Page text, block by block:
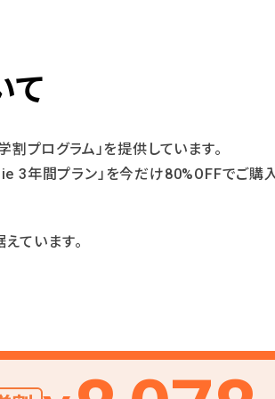
て
プログラム」を提供しています。
3年間プラン」を今だけ80%OFFでご購
ています。